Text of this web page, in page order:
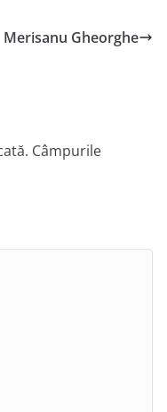
Merisanu Gheorghe
Câmpurile